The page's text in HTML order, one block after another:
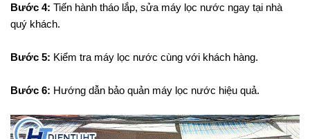
Bước 4: Tiến hành tháo lắp, sửa máy lọc nước ngay tại nhà
quý khách.
Bước 5: Kiểm tra máy lọc nước cùng với khách hàng.
Bước 6: Hướng dẫn bảo quản máy lọc nước hiệu quả.